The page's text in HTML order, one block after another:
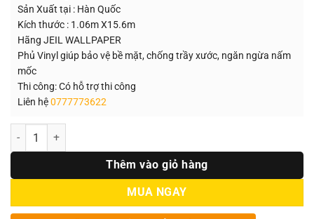
Sản Xuất tại : Hàn Quốc
Kích thước : 1.06m X15.6m
Hãng JEIL WALLPAPER
Phủ Vinyl giúp bảo vệ bề mặt, chống trầy xước, ngăn ngừa nấm
mốc
Thi công: Có hỗ trợ thi công
Liên hệ0777773622
Số lượng
Thêm vào giỏ hàng
MUA NGAY